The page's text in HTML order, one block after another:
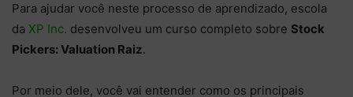
Para ajudar você neste processo de aprendizado, escola
da XP Inc. desenvolveu um curso completo sobre Stock
Pickers: Valuation Raiz.
Por meio dele, você vai entender como os principais